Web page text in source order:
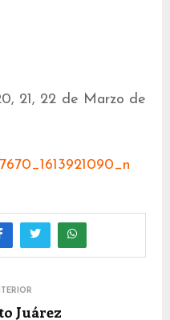
21, 22 de Marzo de
Juárez